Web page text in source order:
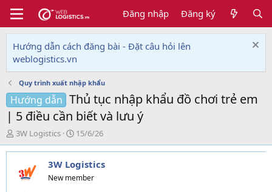
Đăng nhập Đăng ký
Hướng dẫn cách đăng bài - Đặt câu hỏi lên
weblogistics.vn
Quy trình xuất nhập khẩu
Hướng dẫn Thủ tục nhập khẩu đồ chơi trẻ em
| 5 điều cần biết và lưu ý
T
h
r
a
3W Logistics
N
g
à
y
g
15/6/26
3W Logistics
New member